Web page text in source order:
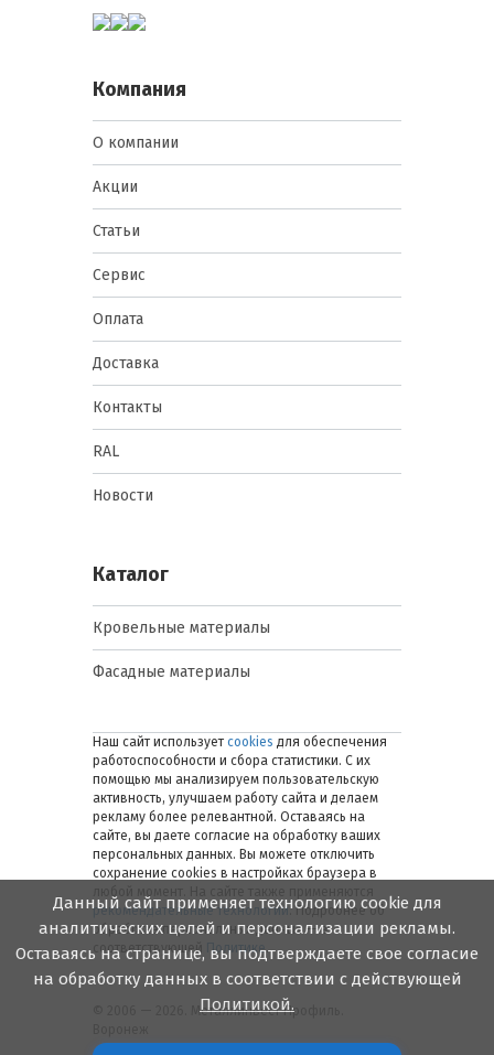
Компания
О компании
Акции
Статьи
Сервис
Оплата
Доставка
Контакты
RAL
Новости
Каталог
Кровельные материалы
Фасадные материалы
Наш сайт использует cookies для обеспечения
работоспособности и сбора статистики. С их
помощью мы анализируем пользовательскую
активность, улучшаем работу сайта и делаем
рекламу более релевантной. Оставаясь на
сайте, вы даете согласие на обработку ваших
персональных данных. Вы можете отключить
сохранение cookies в настройках браузера в
рекомендательные технологии. Подробнее об
обработке персональных данных — в
соответствующей
Политике.
© 2006 — 2026. Металлинвест Профиль.
Данный сайт применяет технологию cookie для
аналитических целей и персонализации рекламы.
Оставаясь на странице, вы подтверждаете свое согласие
на обработку данных в соответствии с действующей
Политикой.